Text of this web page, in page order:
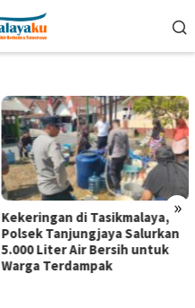
»
Kekeringan di Tasikmalaya,
Polsek Tanjungjaya Salurkan
5.000 Liter Air Bersih untuk
Warga Terdampak